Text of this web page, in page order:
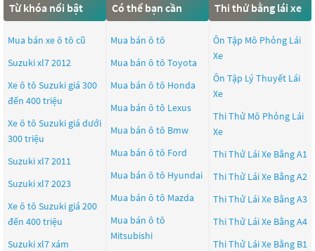
Từ khóa nổi bật
Mua bán xe ô tô cũ
Suzuki xl7 2012
Xe ô tô Suzuki giá 300
đến 400 triệu
Xe ô tô Suzuki giá dưới
300 triệu
Suzuki xl7 2011
Suzuki xl7 2023
Xe ô tô Suzuki giá 200
đến 400 triệu
Suzuki xl7 xám
Có thể bạn cần
Mua bán ô tô
Mua bán ô tô Toyota
Mua bán ô tô Honda
Mua bán ô tô Lexus
Mua bán ô tô Bmw
Mua bán ô tô Ford
Mua bán ô tô Hyundai
Mua bán ô tô Mazda
Mua bán ô tô
Mitsubishi
Thi thử bằng lái xe
Ôn Tập Mô Phỏng Lái
Xe
Ôn Tập Lý Thuyết Lái
Xe
Thi Thử Mô Phỏng Lái
Xe
Thi Thử Lái Xe Bằng A1
Thi Thử Lái Xe Bằng A2
Thi Thử Lái Xe Bằng A3
Thi Thử Lái Xe Bằng A4
Thi Thử Lái Xe Bằng B1